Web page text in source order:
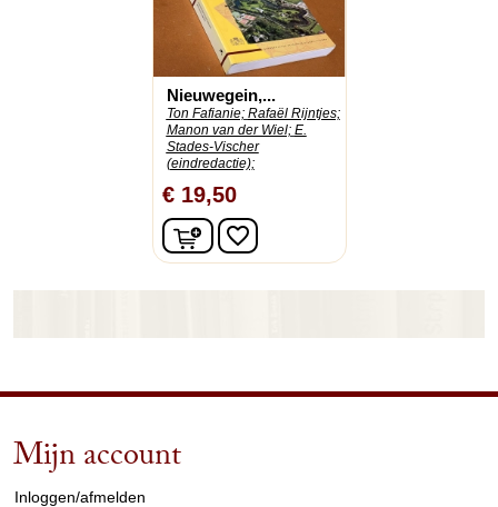
Nieuwegein,...
Ton Fafianie; Rafaël Rijntjes;
Manon van der Wiel; E.
Stades-Vischer
(eindredactie);
€ 19,50
In winkelwagen
favorite_border
Mijn account
Inloggen/afmelden